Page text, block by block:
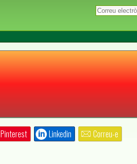
Pinterest Linkedin Correu-e